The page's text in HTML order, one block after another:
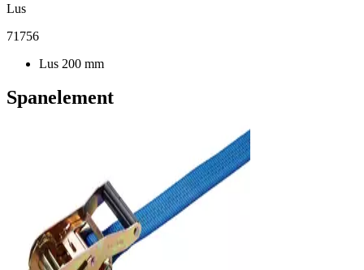
Lus
71756
Lus 200 mm
Spanelement